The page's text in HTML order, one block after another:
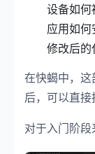
设备如何
应用如
修改后的
在快蝎中，
后，可以直接
对于入门阶段